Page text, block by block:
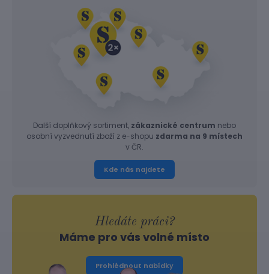
Další doplňkový sortiment, zákaznické centrum nebo
osobní vyzvednutí zboží z e-shopu zdarma na 9 místech
v ČR.
Kde nás najdete
Hledáte práci?
Máme pro vás volné místo
Prohlédnout nabídky